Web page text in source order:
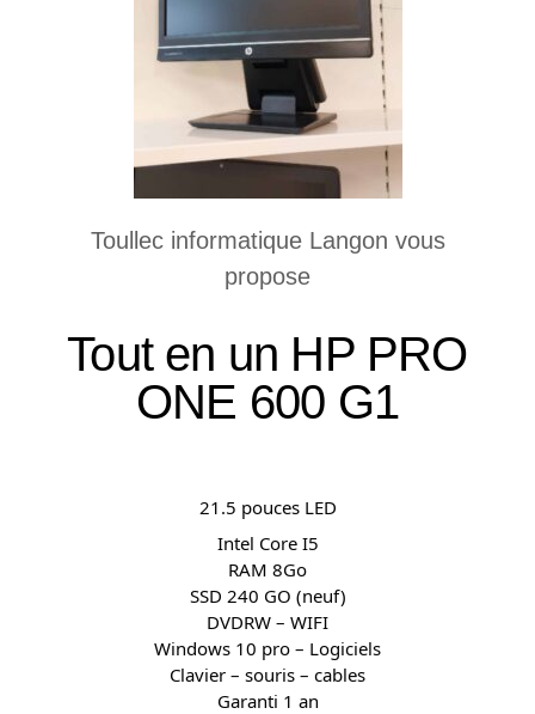
Toullec informatique Langon vous
propose
Tout en un HP PRO
ONE 600 G1
21.5 pouces LED
Intel Core I5
RAM 8Go
SSD 240 GO (neuf)
DVDRW – WIFI
Windows 10 pro – Logiciels
Clavier – souris – cables
Garanti 1 an